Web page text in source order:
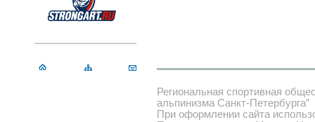
Региональная спортивная
альпинизма Санкт-Петербурга”
При оформлении сайта